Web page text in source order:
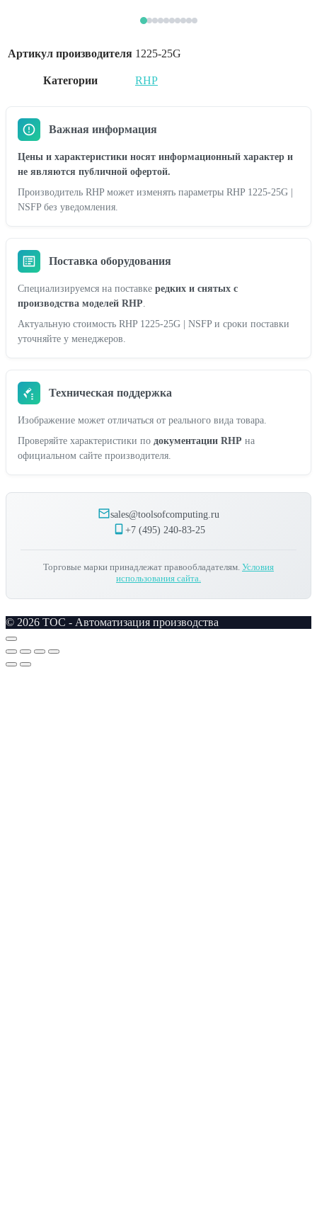
Артикул производителя 1225-25G
Категории RHP
Важная информация
Цены и характеристики носят информационный характер и
не являются публичной офертой.
Производитель RHP может изменять параметры RHP 1225-25G |
NSFP без уведомления.
Поставка оборудования
Специализируемся на поставке редких и снятых с
производства моделей RHP
Актуальную стоимость RHP 1225-25G | NSFP и сроки поставки
уточняйте у менеджеров.
Техническая поддержка
Изображение может отличаться от реального вида товара.
Проверяйте характеристики по документации RHP на
официальном сайте производителя.
sales@toolsofcomputing.ru
+7 (495) 240-83-25
Торговые марки принадлежат правообладателям. Условия
использования сайта.
© 2026 TOC - Автоматизация производства